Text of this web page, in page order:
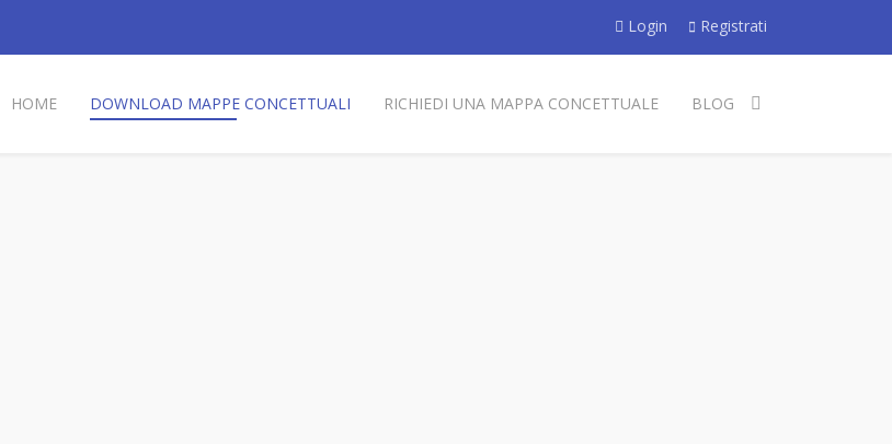
Login Registrati
HOME DOWNLOAD MAPPE CONCETTUALI RICHIEDI UNA MAPPA CONCETTUALE BLOG